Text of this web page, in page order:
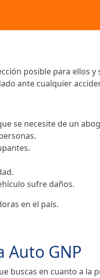
posible para ellos y
ante cualquier
se necesite de un
sufre daños.
en el país.
Auto GNP
buscas en cuanto a la